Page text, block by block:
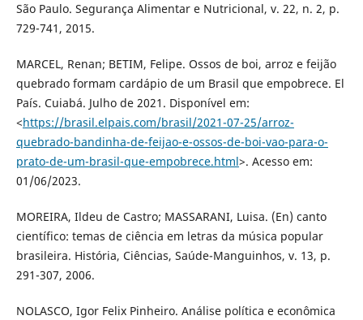
São Paulo. Segurança Alimentar e Nutricional, v. 22, n. 2, p.
729-741, 2015.
MARCEL, Renan; BETIM, Felipe. Ossos de boi, arroz e feijão
quebrado formam cardápio de um Brasil que empobrece. El
País. Cuiabá. Julho de 2021. Disponível em:
<https://brasil.elpais.com/brasil/2021-07-25/arroz-
quebrado-bandinha-de-feijao-e-ossos-de-boi-vao-para-o-
prato-de-um-brasil-que-empobrece.html>. Acesso em:
01/06/2023.
MOREIRA, Ildeu de Castro; MASSARANI, Luisa. (En) canto
científico: temas de ciência em letras da música popular
brasileira. História, Ciências, Saúde-Manguinhos, v. 13, p.
291-307, 2006.
NOLASCO, Igor Felix Pinheiro. Análise política e econômica